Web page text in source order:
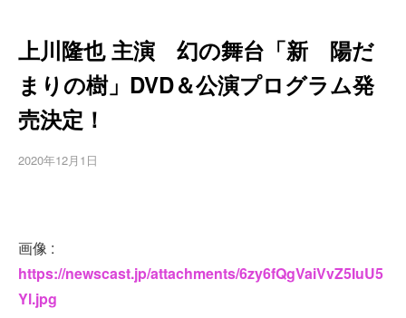
上川隆也 主演 幻の舞台「新 陽だ
まりの樹」DVD＆公演プログラム発
売決定！
2020年12月1日
画像 :
https://newscast.jp/attachments/6zy6fQgVaiVvZ5IuU5
Yl.jpg